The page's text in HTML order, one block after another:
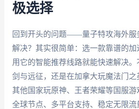
极选择
回到开头的问题——量子特攻海外服
解决？其实很简单：选一款靠谱的加
用它的智能推荐线路就能快速解决
剑与远征，还是在加拿大玩魔法门之
其他国家玩原神、王者荣耀等国服游
全球节点、多平台支持、稳定无限流